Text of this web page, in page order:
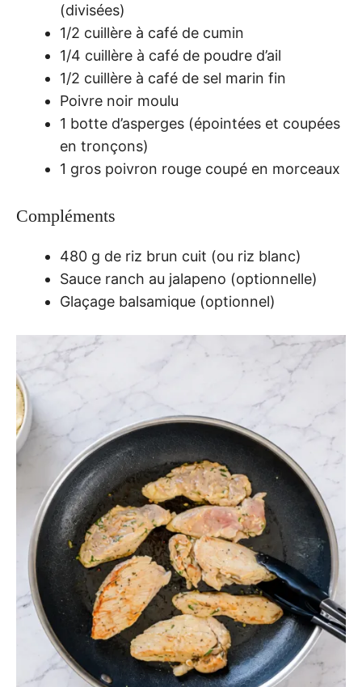
(divisées)
1/2 cuillère à café de cumin
1/4 cuillère à café de poudre d’ail
1/2 cuillère à café de sel marin fin
Poivre noir moulu
1 botte d’asperges (épointées et coupées
en tronçons)
1 gros poivron rouge coupé en morceaux
Compléments
480 g de riz brun cuit (ou riz blanc)
Sauce ranch au jalapeno (optionnelle)
Glaçage balsamique (optionnel)